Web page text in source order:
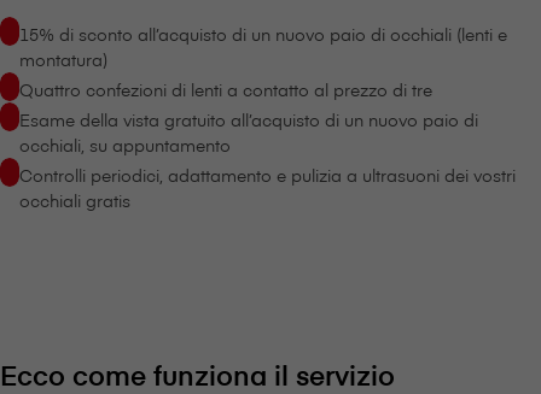
15% di sconto all’acquisto di un nuovo paio di occhiali (lenti e
montatura)
Quattro confezioni di lenti a contatto al prezzo di tre
Esame della vista gratuito all’acquisto di un nuovo paio di
occhiali, su appuntamento
Controlli periodici, adattamento e pulizia a ultrasuoni dei vostri
occhiali gratis
Ecco come funziona il servizio